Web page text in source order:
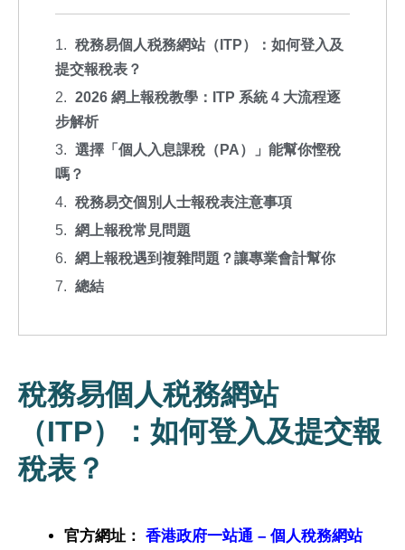
稅務易個人税務網站（ITP）：如何登入及
提交報稅表？
2026 網上報稅教學：ITP 系統 4 大流程逐
步解析
選擇「個人入息課稅（PA）」能幫你慳稅
嗎？
稅務易交個別人士報稅表注意事項
網上報稅常見問題
網上報稅遇到複雜問題？讓專業會計幫你
總結
稅務易個人税務網站
（ITP）：如何登入及提交報
稅表？
官方網址： 香港政府一站通 – 個人稅務網站